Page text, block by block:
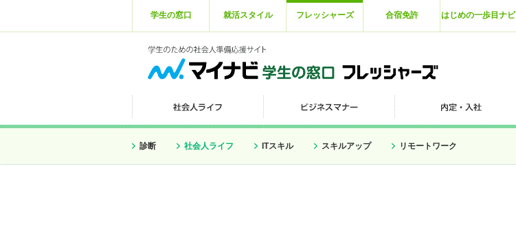
学生の窓口 就活スタイル フレッシャーズ 合宿免許 はじめの一歩目ナビ
診断 社会人ライフ ITスキル スキルアップ リモートワーク